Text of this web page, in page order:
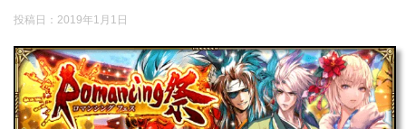
投稿日： 2019年1月1日